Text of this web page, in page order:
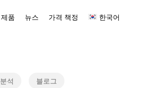
제품 뉴스 가격 책정 한국어
분석 블로그